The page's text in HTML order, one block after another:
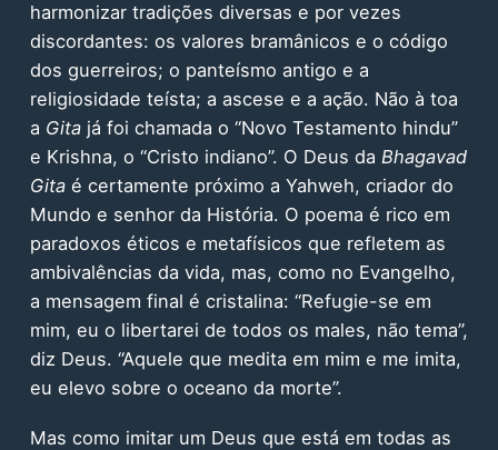
harmonizar tradições diversas e por vezes
discordantes: os valores bramânicos e o código
dos guerreiros; o panteísmo antigo e a
religiosidade teísta; a ascese e a ação. Não à toa
a Gitajá foi chamada o “Novo Testamento hindu”
e Krishna, o “Cristo indiano”. O Deus da Bhagavad
Gitaé certamente próximo a Yahweh, criador do
Mundo e senhor da História. O poema é rico em
paradoxos éticos e metafísicos que refletem as
ambivalências da vida, mas, como no Evangelho,
a mensagem final é cristalina: “Refugie-se em
mim, eu o libertarei de todos os males, não tema”,
diz Deus. “Aquele que medita em mim e me imita,
eu elevo sobre o oceano da morte”.
Mas como imitar um Deus que está em todas as